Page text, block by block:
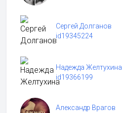
Сергей Долганов
id19345224
Надежда Желтухина
id19366199
Александр Врагов